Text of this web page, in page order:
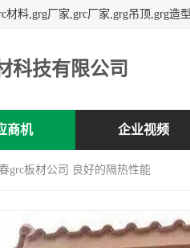
科技有限公司
商机 企业视频
grc板材公司 良好的隔热性能